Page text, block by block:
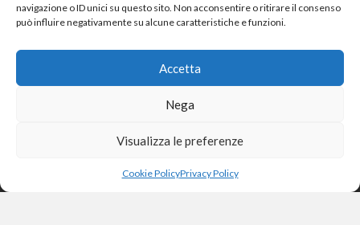
navigazione o ID unici su questo sito. Non acconsentire o ritirare il consenso
può influire negativamente su alcune caratteristiche e funzioni.
Accetta
Nega
Visualizza le preferenze
Cookie PolicyPrivacy Policy